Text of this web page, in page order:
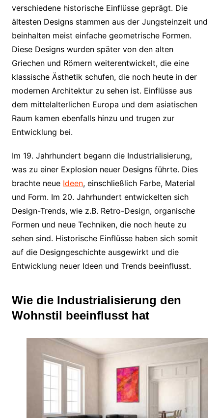
verschiedene historische Einflüsse geprägt. Die
ältesten Designs stammen aus der Jungsteinzeit und
beinhalten meist einfache geometrische Formen.
Diese Designs wurden später von den alten
Griechen und Römern weiterentwickelt, die eine
klassische Ästhetik schufen, die noch heute in der
modernen Architektur zu sehen ist. Einflüsse aus
dem mittelalterlichen Europa und dem asiatischen
Raum kamen ebenfalls hinzu und trugen zur
Entwicklung bei.
Im 19. Jahrhundert begann die Industrialisierung,
was zu einer Explosion neuer Designs führte. Dies
brachte neue Ideen, einschließlich Farbe, Material
und Form. Im 20. Jahrhundert entwickelten sich
Design-Trends, wie z.B. Retro-Design, organische
Formen und neue Techniken, die noch heute zu
sehen sind. Historische Einflüsse haben sich somit
auf die Designgeschichte ausgewirkt und die
Entwicklung neuer Ideen und Trends beeinflusst.
Wie die Industrialisierung den
Wohnstil beeinflusst hat